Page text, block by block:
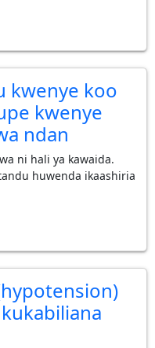
kwenye koo
kwenye
ndan
ni hali ya kawaida.
huwenda ikaashiria